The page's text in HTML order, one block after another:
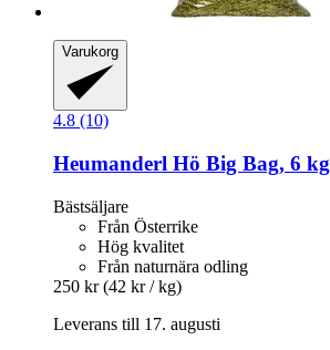
Varukorg
4.8 (10)
Heumanderl Hö Big Bag, 6 kg
Bästsäljare
Från Österrike
Hög kvalitet
Från naturnära odling
250 kr (42 kr / kg)
Leverans till 17. augusti